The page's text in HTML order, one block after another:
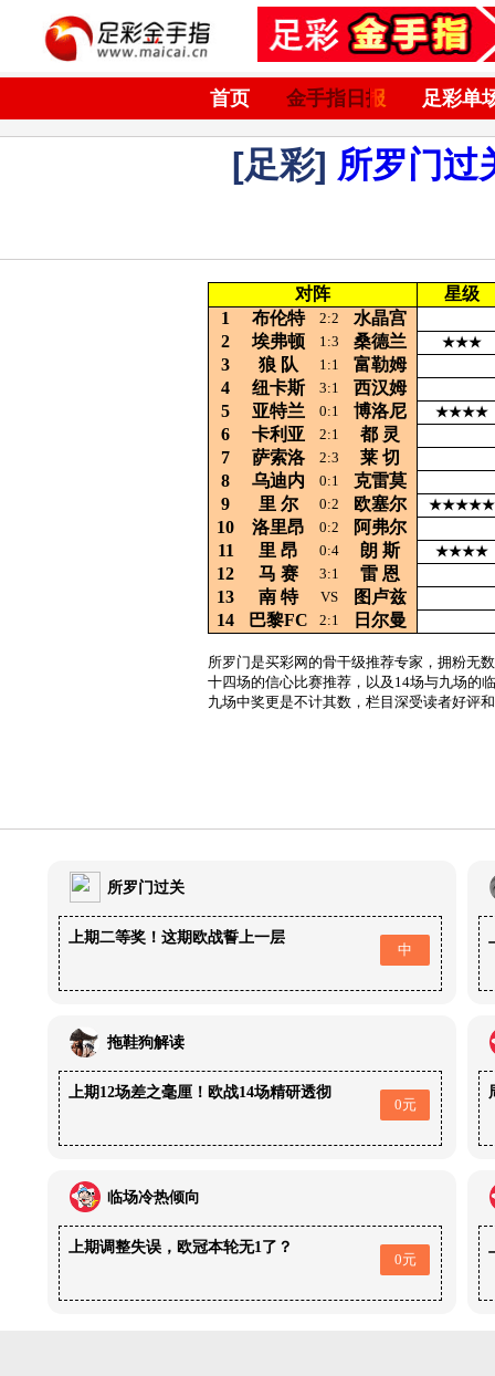
首页 金手指日报 足彩单
[足彩] 所罗门过
对阵
星级
1
布伦特 2:2
水晶宫
2
埃弗顿 1:3 桑德兰 ★★★
3 狼 队 1:1
富勒姆
4
纽卡斯 3:1
西汉姆
5
亚特兰 0:1 博洛尼 ★★★★
6 卡利亚 2:1 都 灵
7
萨索洛 2:3 莱 切
8
乌迪内 0:1
克雷莫
9
里 尔 0:2 欧塞尔 ★★★★★
10 洛里昂 0:2
阿弗尔
11
里 昂 0:4 朗 斯 ★★★★
12 马 赛 3:1 雷 恩
13
南 特 VS
图卢兹
14
巴黎FC 2:1 日尔曼
所罗门是买彩网的骨干级推荐专家，拥粉无
十四场的信心比赛推荐，以及14场与九场的
九场中奖更是不计其数，栏目深受读者好评
所罗门过关
上期二等奖！这期欧战誓上一层
中
拖鞋狗解读
上期12场差之毫厘！欧战14场精研透彻
0元
临场冷热倾向
上期调整失误，欧冠本轮无1了？
0元